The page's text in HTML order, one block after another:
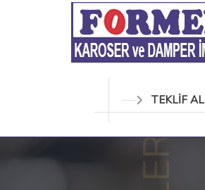
TEKLİF AL